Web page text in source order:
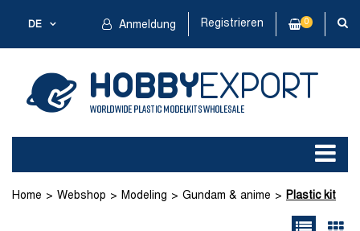
DE Anmeldung Registrieren 0
Home Webshop Modeling Gundam & anime Plastic kit